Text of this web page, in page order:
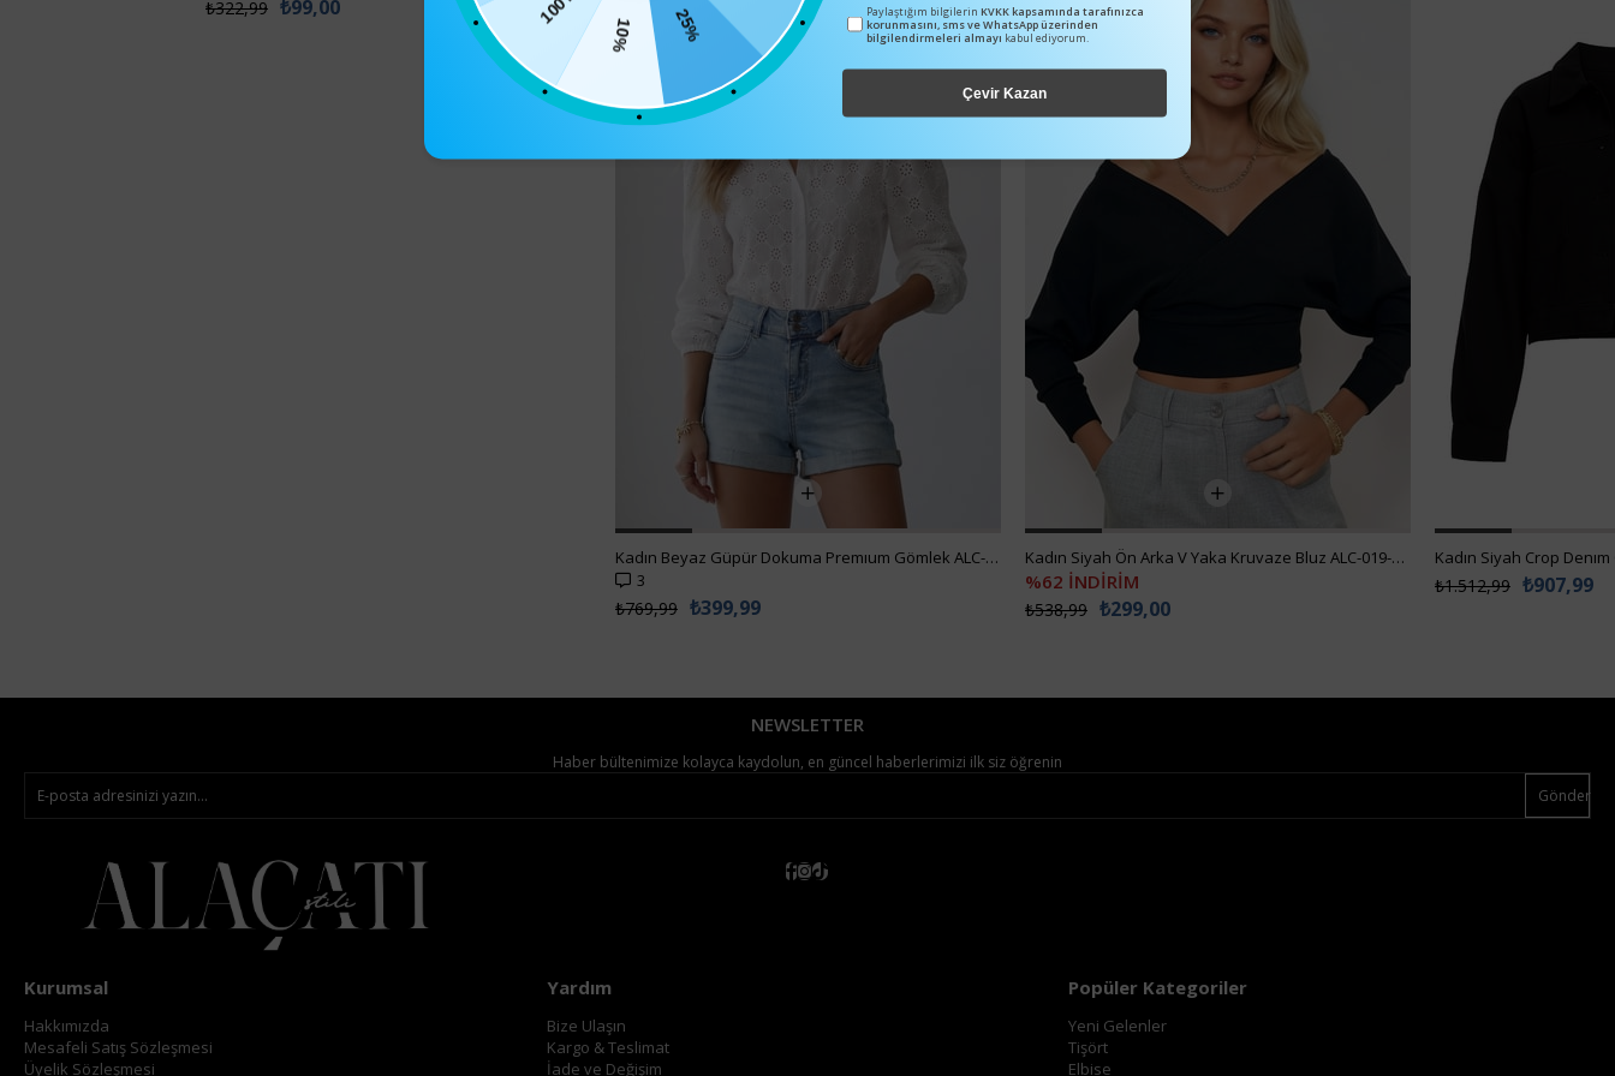
₺99,00
₺322,99
Kadın Beyaz Güpür Dokuma Premıum Gömlek ALC-X4366
3
₺399,99
₺769,99
Kadın Siyah Ön Arka V Yaka Kruvaze Bluz ALC-019-053-BLZ
%62 İNDİRİM
₺299,00
₺538,99
Kadın Siyah Crop
₺907,99
₺1.512,99
NEWSLETTER
Haber bültenimize kolayca kaydolun, en güncel haberlerimizi ilk siz öğrenin
Gönder
Kurumsal
Hakkımızda
Mesafeli Satış Sözleşmesi
Üyelik Sözleşmesi
Yardım
Bize Ulaşın
Kargo & Teslimat
İade ve Değişim
Popüler Kategoriler
Yeni Gelenler
Tişört
Elbise
25%
10%
Paylaştığım bilgilerin KVKK kapsamında tarafınızca
korunmasını, sms ve WhatsApp üzerinden
bilgilendirmeleri almayı kabul ediyorum.
Çevir Kazan